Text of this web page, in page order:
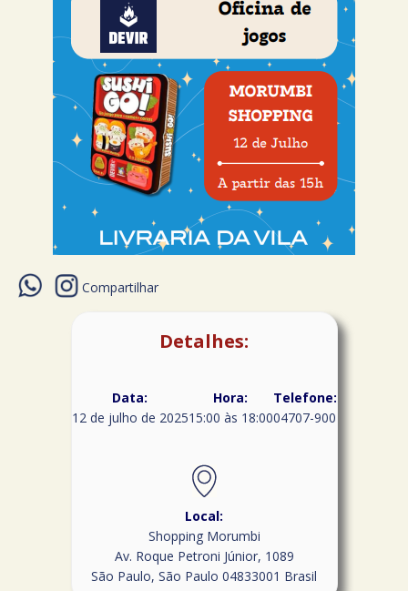
Compartilhar
Detalhes:
Data:
12 de julho de 2025
Hora:
15:00 às 18:00
Telefone:
04707-900
Local:
Shopping Morumbi
Av. Roque Petroni Júnior, 1089
São Paulo, São Paulo 04833001 Brasil